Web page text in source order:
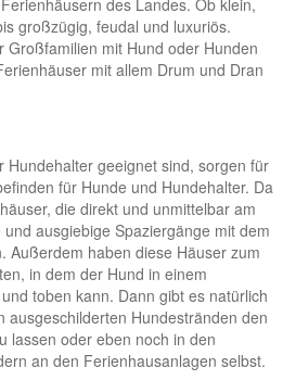
großzügig, feudal und luxuriös.
Großfamilien mit Hund oder Hunden
mit allem Drum und Dran
Hundehalter geeignet sind, sorgen für
für Hunde und Hundehalter. Da
die direkt und unmittelbar am
ausgiebige Spaziergänge mit dem
Außerdem haben diese Häuser zum
in dem der Hund in einem
toben kann. Dann gibt es natürlich
ausgeschilderten Hundestränden den
lassen oder eben noch in den
an den Ferienhausanlagen selbst.